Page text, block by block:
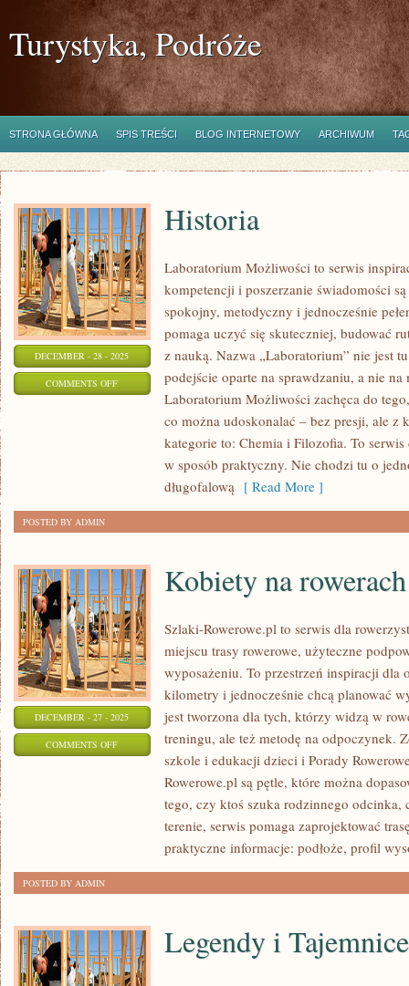
Turystyka, Podróże
STRONA GŁÓWNA SPIS TREŚCI BLOG INTERNETOWY ARCHIWUM
DECEMBER - 28 - 2025
COMMENTS OFFON
Historia
Laboratorium Możliwości to serwis
kompetencji i poszerzanie świadomości
spokojny, metodyczny i jednocześnie
pomaga uczyć się skuteczniej, budować
z nauką. Nazwa „Laboratorium” nie jest
podejście oparte na sprawdzaniu, a nie
Laboratorium Możliwości zachęca do
co można udoskonalać – bez presji, ale z
kategorie to: Chemia i Filozofia. To
w sposób praktyczny. Nie chodzi tu o
długofalową [ Read More ]
POSTED BY ADMIN
DECEMBER - 27 - 2025
COMMENTS OFFON
ROWERACH
Kobiety na rowerach
Szlaki-Rowerowe.pl to serwis dla
miejscu trasy rowerowe, użyteczne
wyposażeniu. To przestrzeń inspiracji dla
kilometry i jednocześnie chcą planować
jest tworzona dla tych, którzy widzą w
treningu, ale też metodę na odpoczynek.
szkole i edukacji dzieci i Porady
Rowerowe.pl są pętle, które można
tego, czy ktoś szuka rodzinnego
terenie, serwis pomaga zaprojektować
praktyczne informacje: podłoże, profil
POSTED BY ADMIN
Legendy i